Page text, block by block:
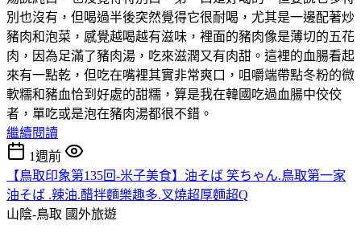
別也沒有，但喝過半後突然覺得它很耐喝，尤其是一邊配著炒
豬肉和泡菜，感覺越喝越有滋味，裡面的豬肉像是薄切的五花
肉，因為足滿了豬肉湯，吃來滋潤又有肉甜。這裡的血腸看起
來有一點乾，但吃在嘴裡其實非常爽口，咀嚼端帶點冬粉的微
軟糯和豬血恰到好處的甜糯，算是我在韓國吃過血腸中佼佼
者，單吃或是泡在豬肉湯都很不錯。
繼續閱讀
1週前
【鳥取印象第135回-米子美食】油そば 笑ちゃん.鳥取第一家
油そば .辣油.醋拌麵樂趣多.叉燒超厚麵超Q
山陰-鳥取 國外旅遊